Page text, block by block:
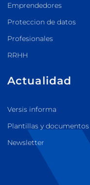
Emprendedores
Proteccion de datos
Profesionales
RRHH
Actualidad
Versis informa
Plantillas y documentos
Newsletter